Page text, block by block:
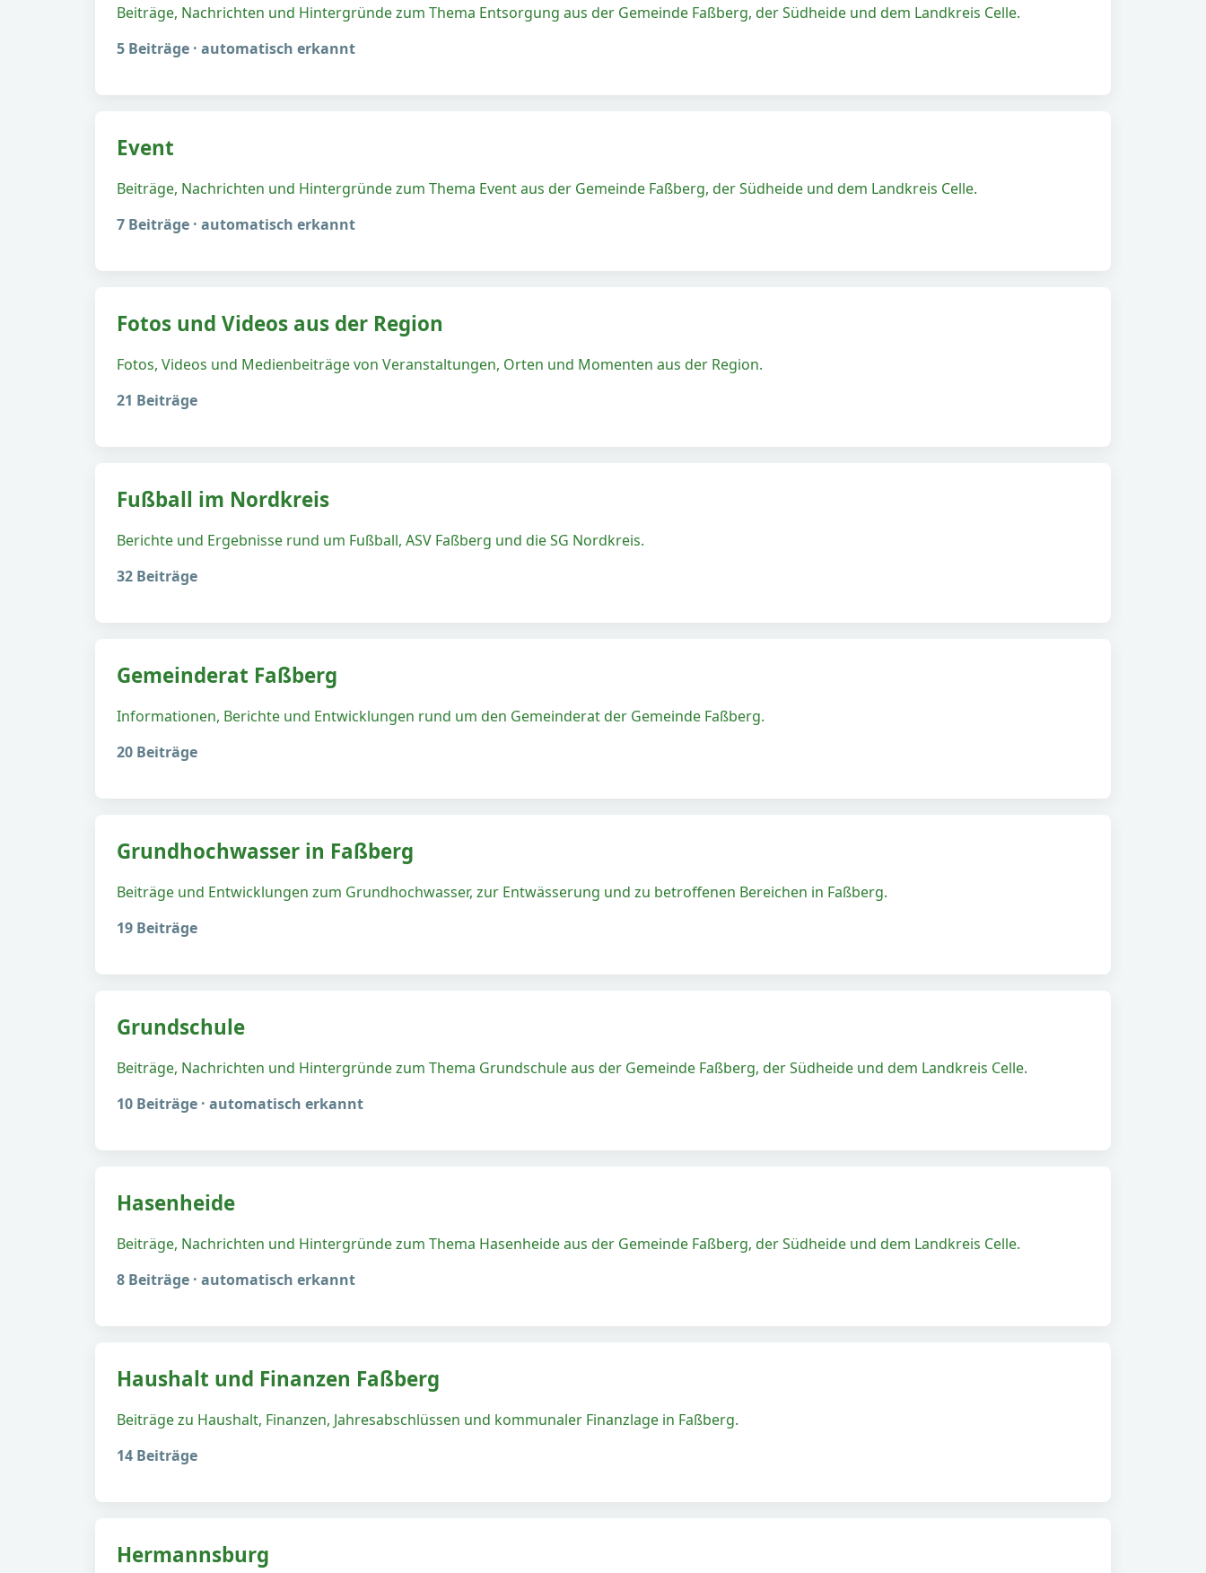
Beiträge, Nachrichten und Hintergründe zum Thema Entsorgung aus der Gemeinde Faßberg, der Südheide und dem Landkreis Celle.
5 Beiträge · automatisch erkannt
Event
Beiträge, Nachrichten und Hintergründe zum Thema Event aus der Gemeinde Faßberg, der Südheide und dem Landkreis Celle.
7 Beiträge · automatisch erkannt
Fotos und Videos aus der Region
Fotos, Videos und Medienbeiträge von Veranstaltungen, Orten und Momenten aus der Region.
21 Beiträge
Fußball im Nordkreis
Berichte und Ergebnisse rund um Fußball, ASV Faßberg und die SG Nordkreis.
32 Beiträge
Gemeinderat Faßberg
Informationen, Berichte und Entwicklungen rund um den Gemeinderat der Gemeinde Faßberg.
20 Beiträge
Grundhochwasser in Faßberg
Beiträge und Entwicklungen zum Grundhochwasser, zur Entwässerung und zu betroffenen Bereichen in Faßberg.
19 Beiträge
Grundschule
Beiträge, Nachrichten und Hintergründe zum Thema Grundschule aus der Gemeinde Faßberg, der Südheide und dem Landkreis Celle.
10 Beiträge · automatisch erkannt
Hasenheide
Beiträge, Nachrichten und Hintergründe zum Thema Hasenheide aus der Gemeinde Faßberg, der Südheide und dem Landkreis Celle.
8 Beiträge · automatisch erkannt
Haushalt und Finanzen Faßberg
Beiträge zu Haushalt, Finanzen, Jahresabschlüssen und kommunaler Finanzlage in Faßberg.
14 Beiträge
Hermannsburg